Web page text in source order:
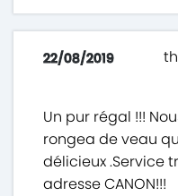
22/08/2019
Un pur régal !!!
rongea de veau
délicieux .Service
adresse CANON!!!